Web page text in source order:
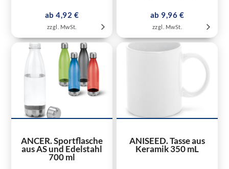
ab 4,92 €
zzgl. MwSt.
ab 9,96 €
zzgl. MwSt.
ANCER. Sportflasche
aus AS und Edelstahl
700 ml
ANISEED. Tasse aus
Keramik 350 mL